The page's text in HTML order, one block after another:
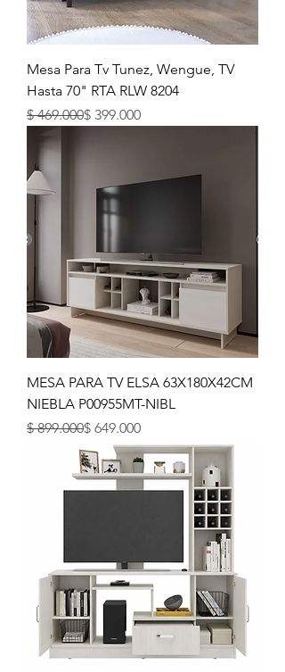
Mesa Para Tv Tunez, Wengue, TV
Hasta 70" RTA RLW 8204
Precio
$ 469.000
Precio de oferta
$ 399.000
MESA PARA TV ELSA 63X180X42CM
NIEBLA P00955MT-NIBL
Precio
$ 899.000
Precio de oferta
$ 649.000